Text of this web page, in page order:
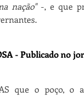
nação" -, e que
- Publicado no
que o poço, o